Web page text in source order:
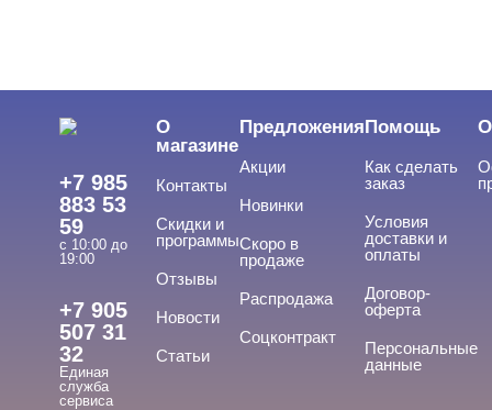
+7 985
883 53
59
с 10:00 до
19:00
+7 905
507 31
32
Единая
служба
сервиса
О
магазине
Контакты
Скидки и
программы
Отзывы
Новости
Статьи
Предложения
Акции
Новинки
Скоро в
продаже
Распродажа
Соцконтракт
Помощь
Как сделать
заказ
Условия
доставки и
оплаты
Договор-
оферта
Персональные
данные